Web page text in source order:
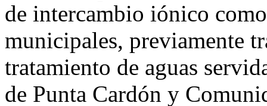
de intercambio iónico
municipales, previamente
tratamiento de aguas
de Punta Cardón y